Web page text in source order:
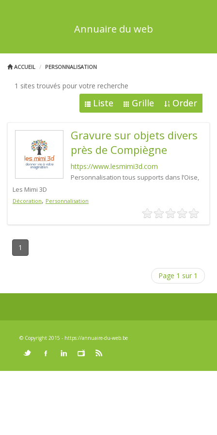
Annuaire du web
ACCUEIL PERSONNALISATION
1 sites trouvés pour votre recherche
Liste Grille Order
Gravure sur objets divers
près de Compiègne
https://www.lesmimi3d.com
Personnalisation tous supports dans l’Oise,
Les Mimi 3D
Décoration, Personnalisation
1
Page 1 sur 1
© Copyright 2015 - https://annuaire-du-web.be